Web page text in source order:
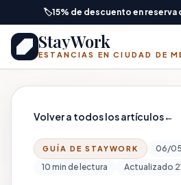
Saltar al contenido principal
🏷️15% de descuento en reserva
StayWork
ESTANCIAS EN CIUDAD DE
Volver a todos los artículos←
GUÍA DE STAYWORK
06/
10 min de lectura
Actualizado